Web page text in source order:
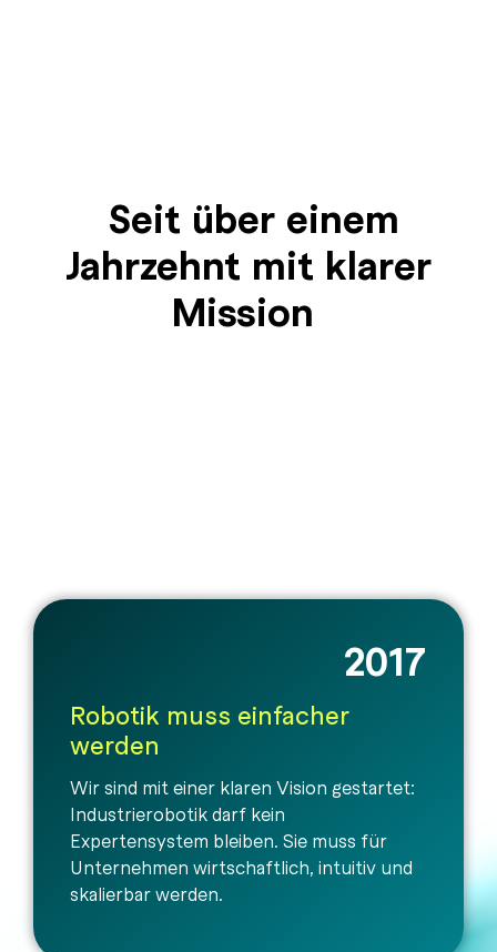
Seit über einem
Jahrzehnt mit klarer
Mission
2017
Robotik muss einfacher
werden
Wir sind mit einer klaren Vision gestartet:
Industrierobotik darf kein
Expertensystem bleiben. Sie muss für
Unternehmen wirtschaftlich, intuitiv und
skalierbar werden.